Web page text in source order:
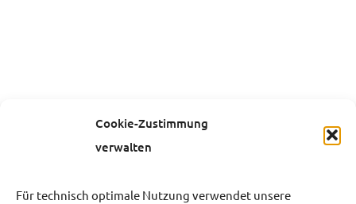
Cookie-Zustimmung
verwalten
Für technisch optimale Nutzung verwendet unsere